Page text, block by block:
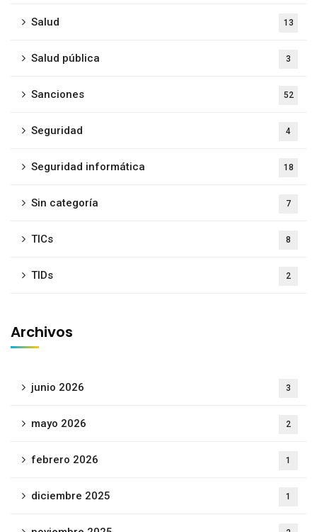
Salud 13
Salud pública 3
Sanciones 52
Seguridad 4
Seguridad informática 18
Sin categoría 7
TICs 8
TIDs 2
Archivos
junio 2026 3
mayo 2026 2
febrero 2026 1
diciembre 2025 1